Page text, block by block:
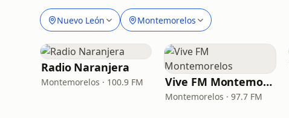
Nuevo León Montemorelos
Radio Naranjera
Montemorelos · 100.9 FM Vive FM Montemorelos
Montemorelos · 97.7 FM